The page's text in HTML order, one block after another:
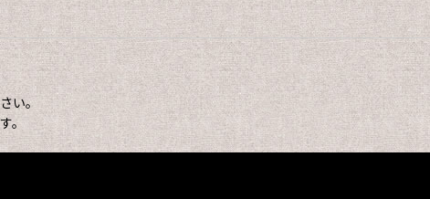
い。
。